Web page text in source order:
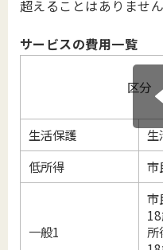
超えることはありません
サービスの費用一覧
区分
生活保護
生
低所得
市
一般1
市
所